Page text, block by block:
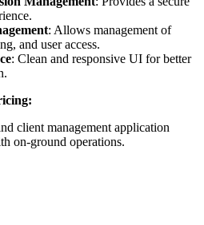
: Allows management of
and user access.
: Clean and responsive UI for better
client management application
on-ground operations.